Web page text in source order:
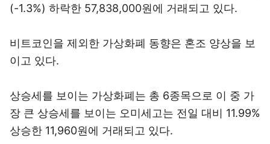
(-1.3%) 하락한 57,838,000원에 거래되고 있다.
비트코인을 제외한 가상화폐 동향은 혼조 양상을 보
이고 있다.
상승세를 보이는 가상화폐는 총 6종목으로 이 중 가
장 큰 상승세를 보이는 오미세고는 전일 대비 11.99%
상승한 11,960원에 거래되고 있다.